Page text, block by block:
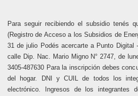
Para seguir recibiendo el subsidio tenés
(Registro de Acceso a los Subsidios de
31 de julio Podés acercarte a Punto Digital
calle Dip. Nac. Mario Migno N° 2747, de
3405-487630 Para la inscripción debes
del hogar. DNI y CUIL de todos los
electrónico. Ingresos de los integrantes